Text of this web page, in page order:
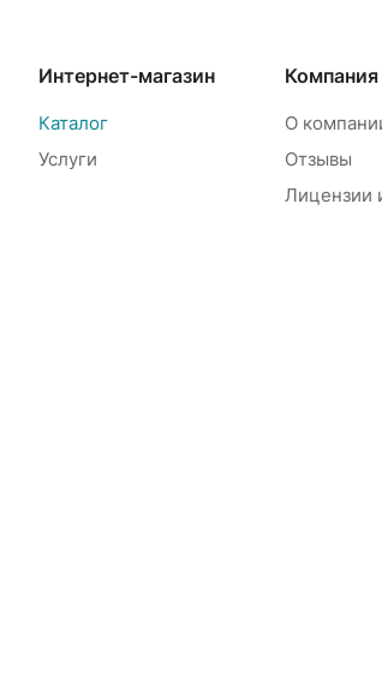
Интернет-магазин
Каталог
Услуги
Компания
О
Отзывы
Лицензии